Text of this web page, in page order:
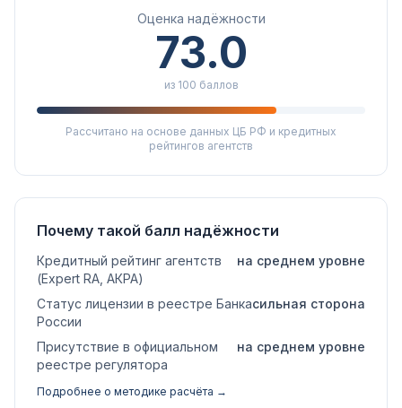
Оценка надёжности
73.0
из 100 баллов
Рассчитано на основе данных ЦБ РФ и кредитных
рейтингов агентств
Почему такой балл надёжности
Кредитный рейтинг агентств
(Expert RA, АКРА)
на среднем уровне
Статус лицензии в реестре Банка
России
сильная сторона
Присутствие в официальном
реестре регулятора
на среднем уровне
Подробнее о методике расчёта →